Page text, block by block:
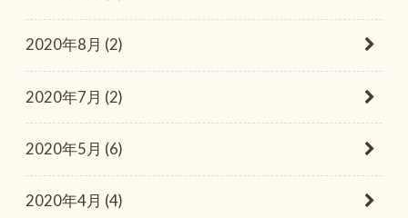
2020年8月 (2)
2020年7月 (2)
2020年5月 (6)
2020年4月 (4)